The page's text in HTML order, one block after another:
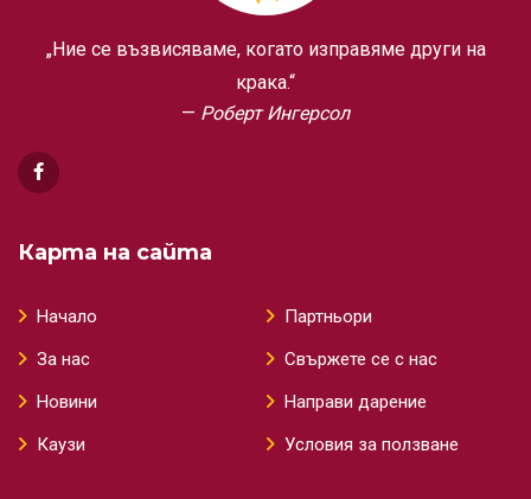
„Ние се възвисяваме, когато изправяме други на
крака.“
Роберт Ингерсол
Карта на сайта
Начало
За нас
Новини
Каузи
Партньори
Свържете се с нас
Направи дарение
Условия за ползване